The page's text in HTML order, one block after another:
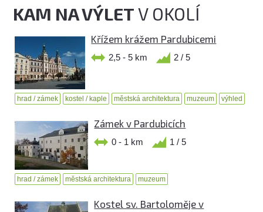
KAM NA VÝLETV OKOLÍ
Křížem krážem Pardubicemi
2,5 - 5 km 2 / 5
hrad / zámek kostel / kaple městská architektura muzeum výhled
Zámek v Pardubicích
0 - 1 km 1 / 5
hrad / zámek městská architektura muzeum
Kostel sv. Bartoloměje v